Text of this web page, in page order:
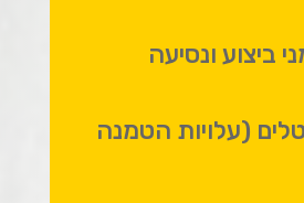
ביצוע ונסיעה
(עלויות הטמנה